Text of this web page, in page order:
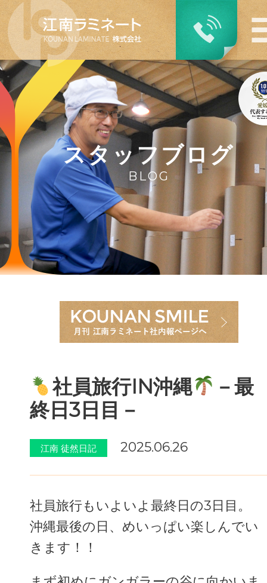
スタッフブログ
社員旅行IN沖縄
－最
終日3日目－
江南 徒然日記 2025.06.26
社員旅行もいよいよ最終日の3日目。
沖縄最後の日、めいっぱい楽しんでい
きます！！